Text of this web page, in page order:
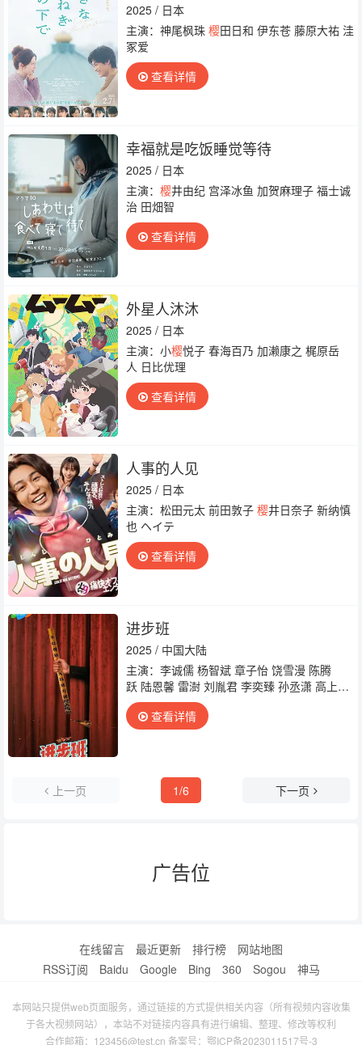
2025 / 日本
主演：神尾枫珠 樱田日和 伊东苍 藤原大祐 洼
冢爱
查看详情
幸福就是吃饭睡觉等待
2025 / 日本
主演： 樱井由纪 宫泽冰鱼 加贺麻理子 福士诚
治 田畑智
查看详情
外星人沐沐
2025 / 日本
主演：小樱悦子 春海百乃 加濑康之 梶原岳
人 日比优理
查看详情
人事的人见
2025 / 日本
主演：松田元太 前田敦子 樱井日奈子 新纳慎
也 ヘイテ
查看详情
进步班
2025 / 中国大陆
主演：李诚儒 杨智斌 章子怡 饶雪漫 陈腾
跃 陆恩馨 雷澍 刘胤君 李奕臻 孙丞潇 高上
淇 师子寻 王阡惠 王术一 徐好 肖凯文 郭颖 赵
樱 子查看详情
上一页 1/6 下一页
广告位
在线留言 最近更新 排行榜
网站地图
RSS订阅
Baidu Google Bing 360 Sogou 神马
本网站只提供web页面服务，通过链接的方式提供相关内容（所有视频内容收集
于各大视频网站），本站不对链接内容具有进行编辑、整理、修改等权利
合作邮箱：123456@test.cn 备案号： 鄂ICP备2023011517号-3